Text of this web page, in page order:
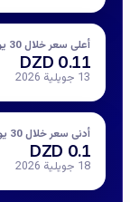
أعلى سعر خلال 30 يوماً
0.11 DZD
13 جويلية 2026
أدنى سعر خلال 30 يوماً
0.1 DZD
18 جويلية 2026